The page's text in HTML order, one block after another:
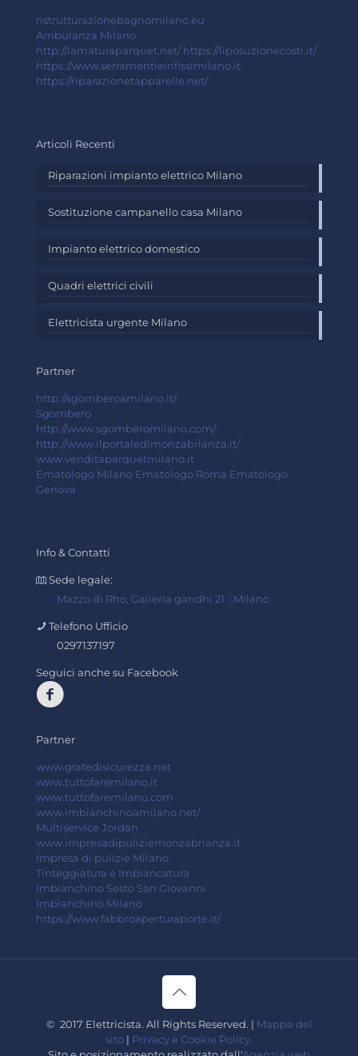
ristrutturazionebagnomilano.eu
Ambulanza Milano
http://lamaturaparquet.net/ https://liposuzionecosti.it/
https://www.serramentieinfissimilano.it
https://riparazionetapparelle.net/
Articoli Recenti
Riparazioni impianto elettrico Milano
Sostituzione campanello casa Milano
Impianto elettrico domestico
Quadri elettrici civili
Elettricista urgente Milano
Partner
http://sgomberoamilano.it/
Sgombero
http://www.sgomberomilano.com/
http://www.ilportaledimonzabrianza.it/
www.venditaparquetmilano.it
Ematologo Milano Ematologo Roma Ematologo
Genova
Info & Contatti
Sede legale:
Mazzo di Rho, Galleria gandhi 21 - Milano
Telefono Ufficio
0297137197
Seguici anche su Facebook
Partner
www.gratedisicurezza.net
www.tuttofaremilano.it
www.tuttofaremilano.com
www.imbianchinoamilano.net/
Multiservice Jordan
www.impresadipuliziemonzabrianza.it
Impresa di pulizie Milano
Tinteggiatura e Imbiancatura
Imbianchino Sesto San Giovanni
Imbianchino Milano
https://www.fabbroaperturaporte.it/
© 2017 Elettricista. All Rights Reserved. | Mappa del
sito | Privacy e Cookie Policy.